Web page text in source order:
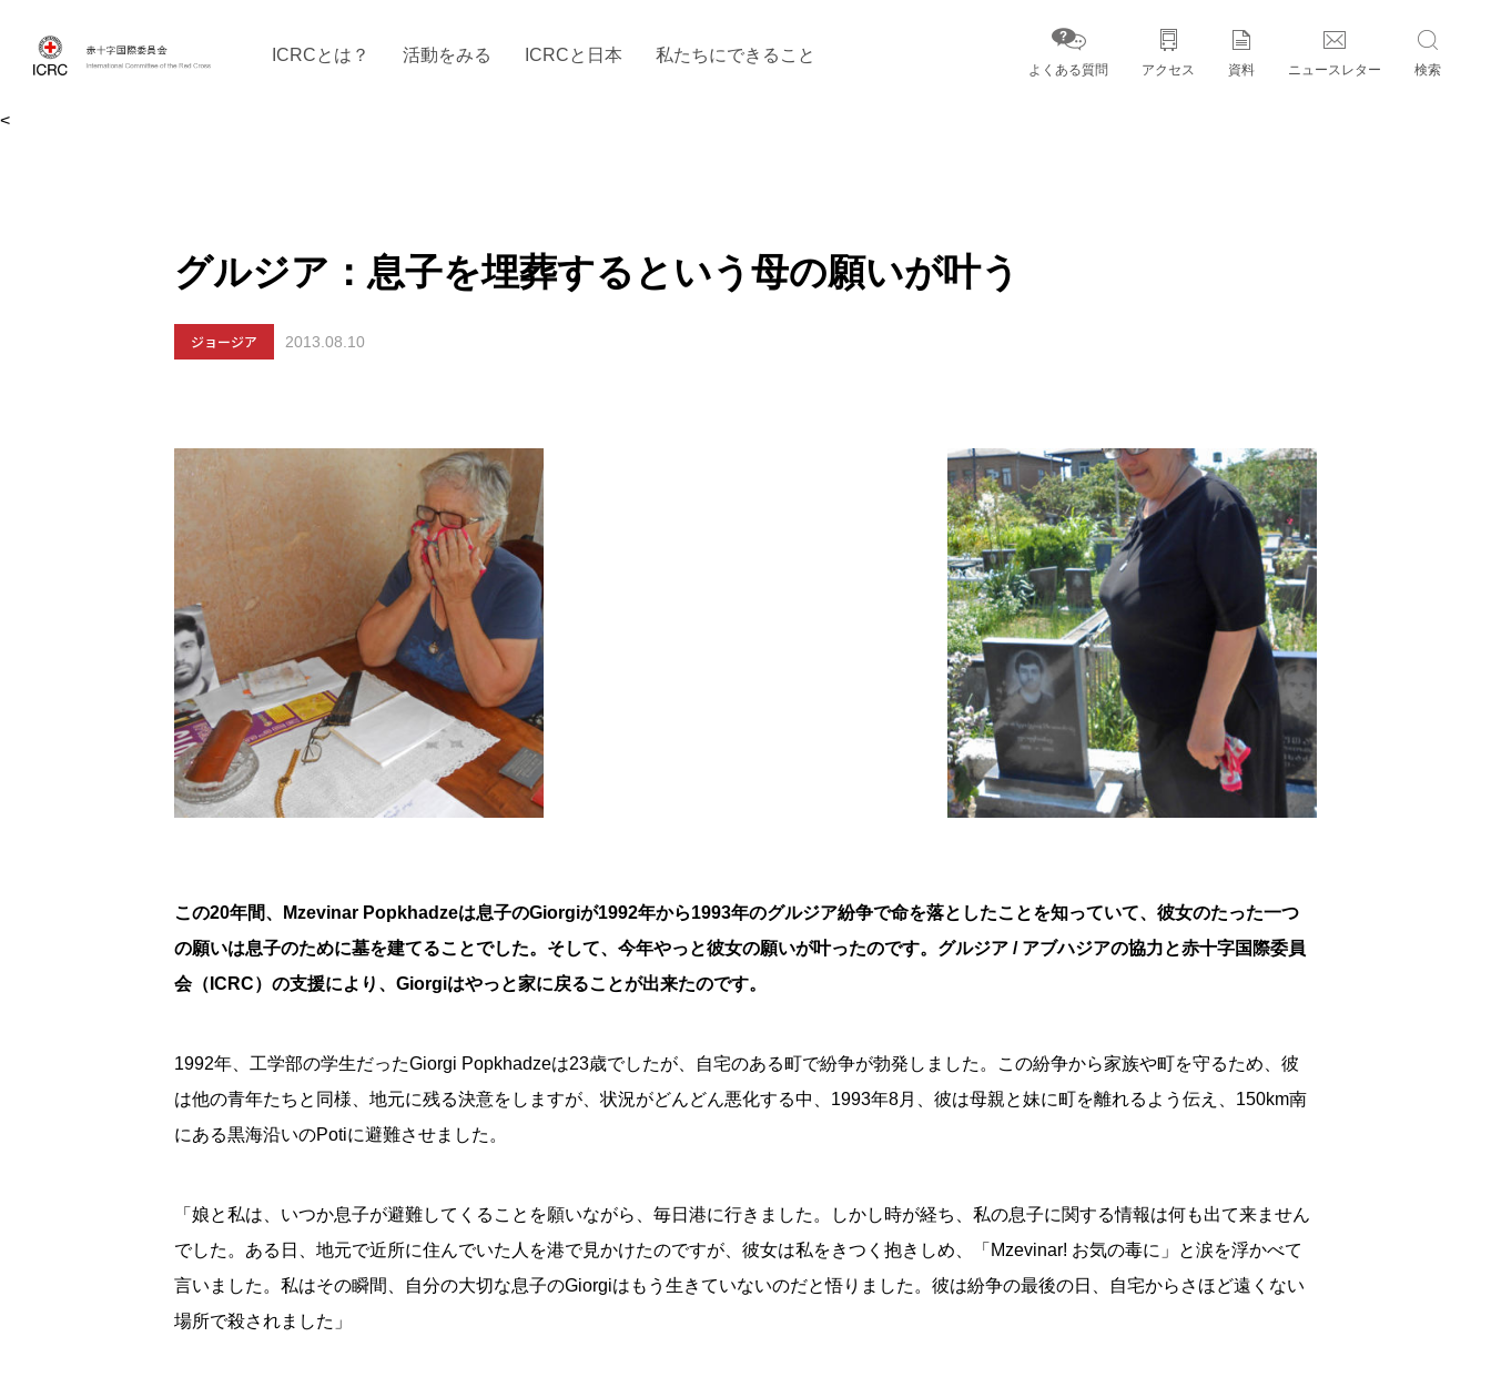
<
よくある質問 アクセス 資料 ニュースレター 検索
ICRCとは？ 活動をみる ICRCと日本 私たちにできること
グルジア：息子を埋葬するという母の願いが叶う
ジョージア 2013.08.10
この20年間、Mzevinar Popkhadzeは息子のGiorgiが1992年から1993年のグルジア紛争で命を落としたことを知っていて、彼女のたった一つ
の願いは息子のために墓を建てることでした。そして、今年やっと彼女の願いが叶ったのです。グルジア / アブハジアの協力と赤十字国際委員
会（ICRC）の支援により、Giorgiはやっと家に戻ることが出来たのです。
1992年、工学部の学生だったGiorgi Popkhadzeは23歳でしたが、自宅のある町で紛争が勃発しました。この紛争から家族や町を守るため、彼
は他の青年たちと同様、地元に残る決意をしますが、状況がどんどん悪化する中、1993年8月、彼は母親と妹に町を離れるよう伝え、150km南
にある黒海沿いのPotiに避難させました。
「娘と私は、いつか息子が避難してくることを願いながら、毎日港に行きました。しかし時が経ち、私の息子に関する情報は何も出て来ません
でした。ある日、地元で近所に住んでいた人を港で見かけたのですが、彼女は私をきつく抱きしめ、「Mzevinar! お気の毒に」と涙を浮かべて
言いました。私はその瞬間、自分の大切な息子のGiorgiはもう生きていないのだと悟りました。彼は紛争の最後の日、自宅からさほど遠くない
場所で殺されました」